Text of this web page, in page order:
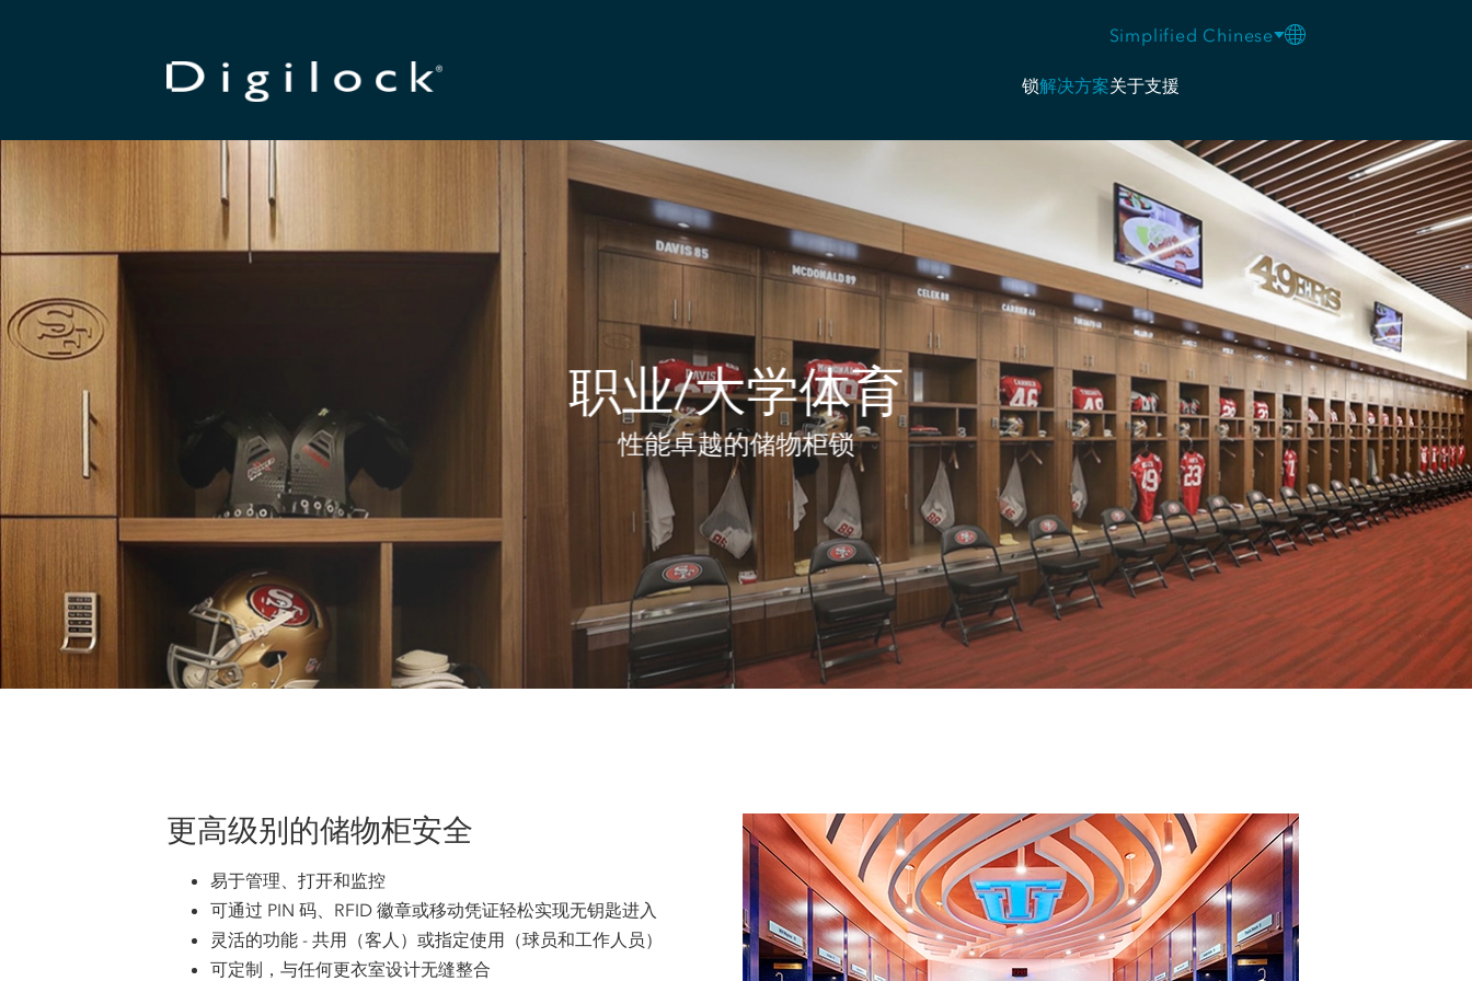
Simplified Chinese
锁解决方案关于支援
职业/大学体育
性能卓越的储物柜锁
更高级别的储物柜安全
易于管理、打开和监控
可通过 PIN 码、RFID 徽章或移动凭证轻松实现无钥匙进入
灵活的功能 - 共用（客人）或指定使用（球员和工作人员）
可定制，与任何更衣室设计无缝整合